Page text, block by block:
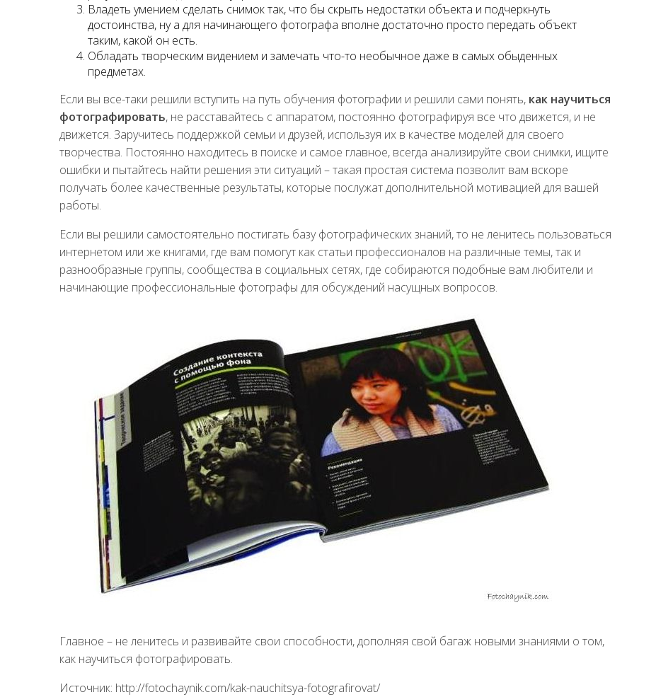
Владеть умением сделать снимок так, что бы скрыть недостатки объекта и подчеркнуть
достоинства, ну а для начинающего фотографа вполне достаточно просто передать объект
таким, какой он есть.
Обладать творческим видением и замечать что-то необычное даже в самых обыденных
предметах.
Если вы все-таки решили вступить на путь обучения фотографии и решили сами понять, как научиться
фотографировать, не расставайтесь с аппаратом, постоянно фотографируя все что движется, и не
движется. Заручитесь поддержкой семьи и друзей, используя их в качестве моделей для своего
творчества. Постоянно находитесь в поиске и самое главное, всегда анализируйте свои снимки, ищите
ошибки и пытайтесь найти решения эти ситуаций – такая простая система позволит вам вскоре
получать более качественные результаты, которые послужат дополнительной мотивацией для вашей
работы.
Если вы решили самостоятельно постигать базу фотографических знаний, то не ленитесь пользоваться
интернетом или же книгами, где вам помогут как статьи профессионалов на различные темы, так и
разнообразные группы, сообщества в социальных сетях, где собираются подобные вам любители и
начинающие профессиональные фотографы для обсуждений насущных вопросов.
Главное – не ленитесь и развивайте свои способности, дополняя свой багаж новыми знаниями о том,
как научиться фотографировать.
Источник: http://fotochaynik.com/kak-nauchitsya-fotografirovat/